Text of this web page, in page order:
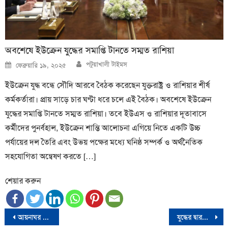
অবশেষে ইউক্রেন যুদ্ধের সমাপ্তি টানতে সম্মত রাশিয়া
Posted
on
ফেব্রুয়ারি ১৯, ২০২৫ Author
পটুয়াখালী টাইমস
ইউক্রেন যুদ্ধ বন্ধে সৌদি আরবে বৈঠক করেছেন যুক্তরাষ্ট্র ও রাশিয়ার শীর্ষ
কর্মকর্তারা। প্রায় সাড়ে চার ঘণ্টা ধরে চলে এই বৈঠক। অবশেষে ইউক্রেন
যুদ্ধের সমাপ্তি টানতে সম্মত রাশিয়া। তবে ইউএস ও রাশিয়ার দূতাবাসে
কর্মীদের পুনর্বহাল, ইউক্রেন শান্তি আলোচনা এগিয়ে নিতে একটি উচ্চ
পর্যায়ের দল তৈরি এবং উভয় পক্ষের মধ্যে ঘনিষ্ঠ সম্পর্ক ও অর্থনৈতিক
সহযোগিতা অন্বেষণ করতে […]
শেয়ার করুন
Post
আয়নাঘর আমার সৃষ্টি না, নিজেই ৮ দিন ছিলাম: জিয়াউল আহসান যুদ্ধের দ্বারপ্রান্তে ইসরায়েল-লেবানন